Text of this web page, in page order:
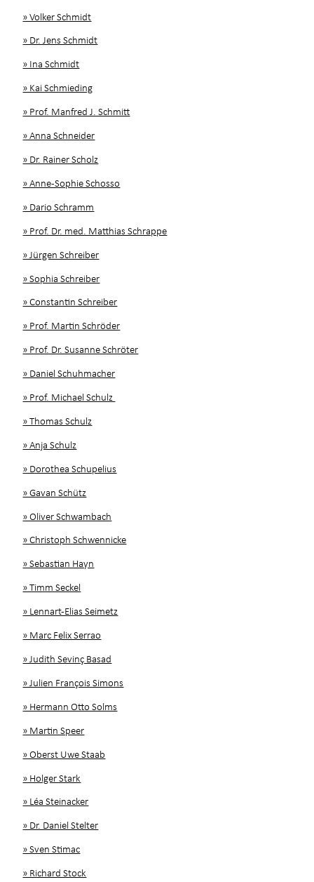
» Volker Schmidt
» Dr. Jens Schmidt
» Ina Schmidt
» Kai Schmieding
» Prof. Manfred J. Schmitt
» Anna Schneider
» Dr. Rainer Scholz
» Anne-Sophie Schosso
» Dario Schramm
» Prof. Dr. med. Matthias Schrappe
» Jürgen Schreiber
» Sophia Schreiber
» Constantin Schreiber
» Prof. Martin Schröder
» Prof. Dr. Susanne Schröter
» Daniel Schuhmacher
» Prof. Michael Schulz
» Thomas Schulz
» Anja Schulz
» Dorothea Schupelius
» Gavan Schütz
» Oliver Schwambach
» Christoph Schwennicke
» Sebastian Hayn
» Timm Seckel
» Lennart-Elias Seimetz
» Marc Felix Serrao
» Judith Sevinç Basad
» Julien François Simons
» Hermann Otto Solms
» Martin Speer
» Oberst Uwe Staab
» Holger Stark
» Léa Steinacker
» Dr. Daniel Stelter
» Sven Stimac
» Richard Stock